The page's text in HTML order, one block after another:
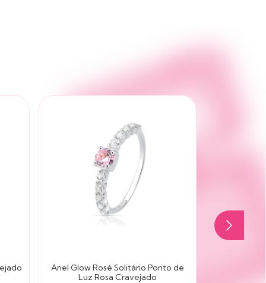
Anel Glow Rosé Solitário Ponto de
Luz Rosa Cravejado